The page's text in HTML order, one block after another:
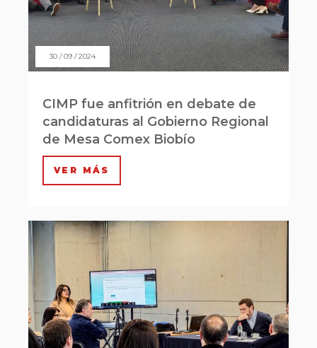
30 / 09 / 2024
CIMP fue anfitrión en debate de
candidaturas al Gobierno Regional
de Mesa Comex Biobío
VER MÁS